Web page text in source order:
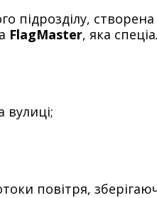
підрозділу,
FlagMaster, яка
вулиці;
повітря,